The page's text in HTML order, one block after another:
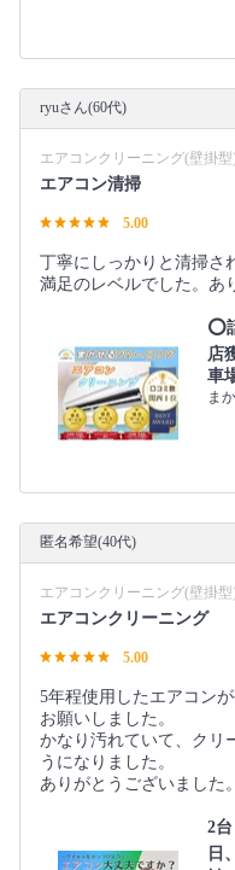
ryuさん(60代)
エアコンクリーニング(壁掛型
エアコン清掃
5.00
丁寧にしっかりと清掃さ
満足のレベルでした。あ
⭕
店
車
ま
匿名希望(40代)
エアコンクリーニング(壁掛型
エアコンクリーニング
5.00
5年程使用したエアコン
お願いしました。
かなり汚れていて、クリ
うになりました。
ありがとうございました。
2
日